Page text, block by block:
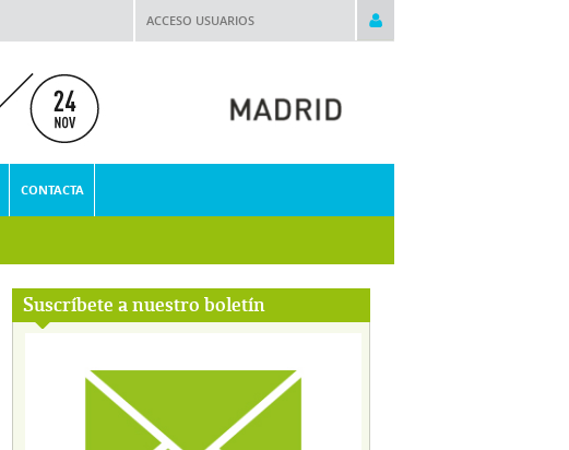
ACCESO USUARIOS
CONTACTA
Suscríbete a nuestro boletín